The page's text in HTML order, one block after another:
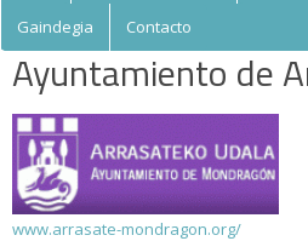
Gaindegia Contacto
Ayuntamiento de
www.arrasate-mondragon.org/